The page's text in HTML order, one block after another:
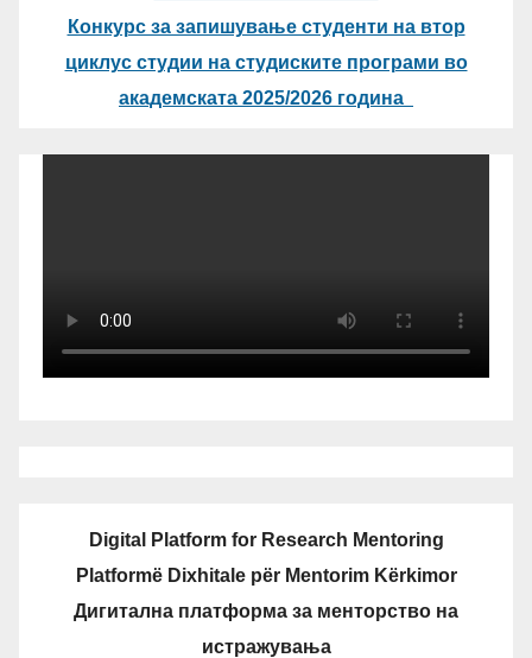
Конкурс за запишување студенти на втор
циклус студии на студиските програми во
академската 2025/2026 година
Digital Platform for Research Mentoring
Platformë Dixhitale për Mentorim Kërkimor
Дигитална платформа за менторство на
истражувања